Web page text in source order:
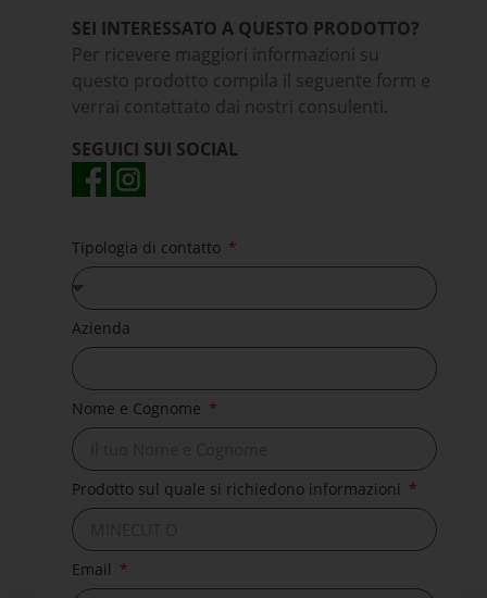
SEI INTERESSATO A QUESTO PRODOTTO?
Per ricevere maggiori informazioni su
questo prodotto compila il seguente form e
verrai contattato dai nostri consulenti.
SEGUICI SUI SOCIAL
Tipologia di contatto
Azienda
Nome e Cognome
Prodotto sul quale si richiedono informazioni
Email